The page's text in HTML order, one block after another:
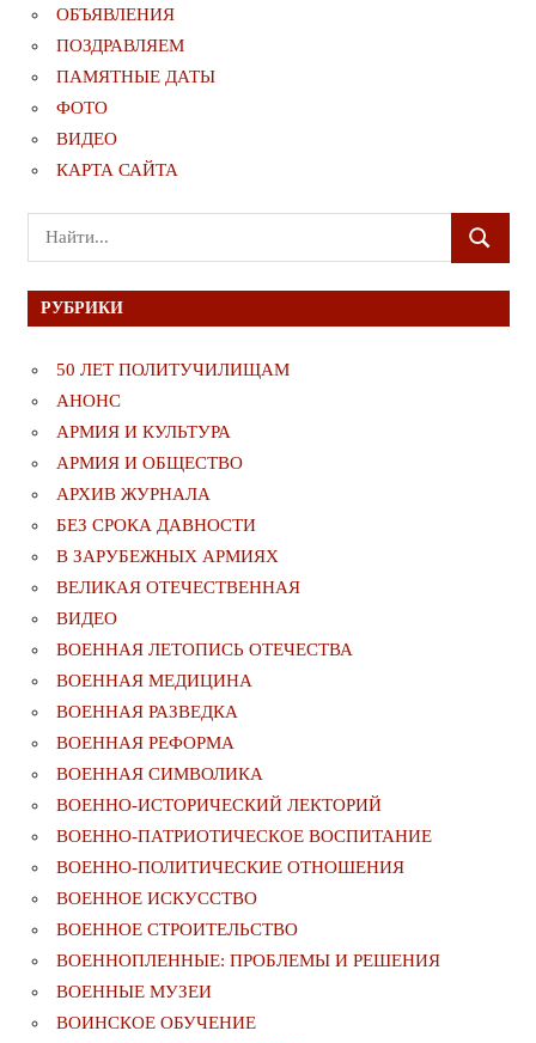
ОБЪЯВЛЕНИЯ
ПОЗДРАВЛЯЕМ
ПАМЯТНЫЕ ДАТЫ
ФОТО
ВИДЕО
КАРТА САЙТА
Поиск
для:
ПОИСК
РУБРИКИ
50 ЛЕТ ПОЛИТУЧИЛИЩАМ
АНОНС
АРМИЯ И КУЛЬТУРА
АРМИЯ И ОБЩЕСТВО
АРХИВ ЖУРНАЛА
БЕЗ СРОКА ДАВНОСТИ
В ЗАРУБЕЖНЫХ АРМИЯХ
ВЕЛИКАЯ ОТЕЧЕСТВЕННАЯ
ВИДЕО
ВОЕННАЯ ЛЕТОПИСЬ ОТЕЧЕСТВА
ВОЕННАЯ МЕДИЦИНА
ВОЕННАЯ РАЗВЕДКА
ВОЕННАЯ РЕФОРМА
ВОЕННАЯ СИМВОЛИКА
ВОЕННО-ИСТОРИЧЕСКИЙ ЛЕКТОРИЙ
ВОЕННО-ПАТРИОТИЧЕСКОЕ ВОСПИТАНИЕ
ВОЕННО-ПОЛИТИЧЕСКИE ОТНОШЕНИЯ
ВОЕННОЕ ИСКУССТВО
ВОЕННОЕ СТРОИТЕЛЬСТВО
ВОЕННОПЛЕННЫЕ: ПРОБЛЕМЫ И РЕШЕНИЯ
ВОЕННЫЕ МУЗЕИ
ВОИНСКОЕ ОБУЧЕНИЕ